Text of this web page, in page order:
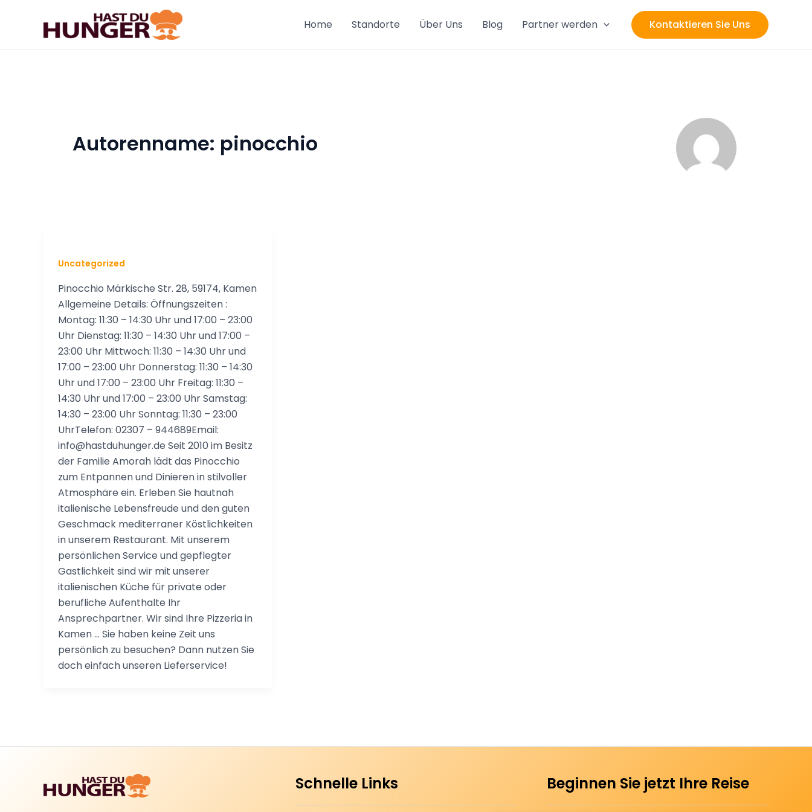
Home Standorte Über Uns Blog Partner werden Kontaktieren Sie Uns
Autorenname: pinocchio
Uncategorized
Pinocchio Märkische Str. 28, 59174, Kamen
Allgemeine Details: Öffnungszeiten :
Montag: 11:30 – 14:30 Uhr und 17:00 – 23:00
Uhr Dienstag: 11:30 – 14:30 Uhr und 17:00 –
23:00 Uhr Mittwoch: 11:30 – 14:30 Uhr und
17:00 – 23:00 Uhr Donnerstag: 11:30 – 14:30
Uhr und 17:00 – 23:00 Uhr Freitag: 11:30 –
14:30 Uhr und 17:00 – 23:00 Uhr Samstag:
14:30 – 23:00 Uhr Sonntag: 11:30 – 23:00
UhrTelefon: 02307 – 944689Email:
info@hastduhunger.de Seit 2010 im Besitz
der Familie Amorah lädt das Pinocchio
zum Entpannen und Dinieren in stilvoller
Atmosphäre ein. Erleben Sie hautnah
italienische Lebensfreude und den guten
Geschmack mediterraner Köstlichkeiten
in unserem Restaurant. Mit unserem
persönlichen Service und gepflegter
Gastlichkeit sind wir mit unserer
italienischen Küche für private oder
berufliche Aufenthalte Ihr
Ansprechpartner. Wir sind Ihre Pizzeria in
Kamen … Sie haben keine Zeit uns
persönlich zu besuchen? Dann nutzen Sie
doch einfach unseren Lieferservice!
Schnelle Links Beginnen Sie jetzt Ihre Reise